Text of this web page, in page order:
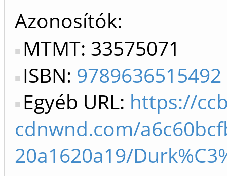
Azonosítók
MTMT: 33575071
ISBN: 9789636515492
Egyéb URL: https://
cdnwnd.com/
20a1620a19/